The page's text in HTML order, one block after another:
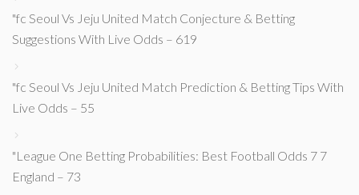
"fc Seoul Vs Jeju United Match Conjecture & Betting
Suggestions With Live Odds – 619
"fc Seoul Vs Jeju United Match Prediction & Betting Tips With
Live Odds – 55
"League One Betting Probabilities: Best Football Odds 7 7
England – 73